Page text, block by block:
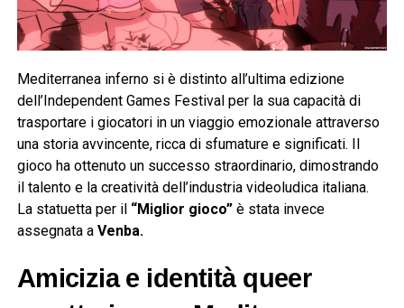
Mediterranea inferno si è distinto all’ultima edizione
dell’Independent Games Festival per la sua capacità di
trasportare i giocatori in un viaggio emozionale attraverso
una storia avvincente, ricca di sfumature e significati. Il
gioco ha ottenuto un successo straordinario, dimostrando
il talento e la creatività dell’industria videoludica italiana.
La statuetta per il “Miglior gioco”è stata invece
assegnata a Venba.
Amicizia e identità queer